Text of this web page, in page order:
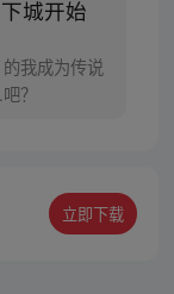
城开始
我成为传说
？
立即下载